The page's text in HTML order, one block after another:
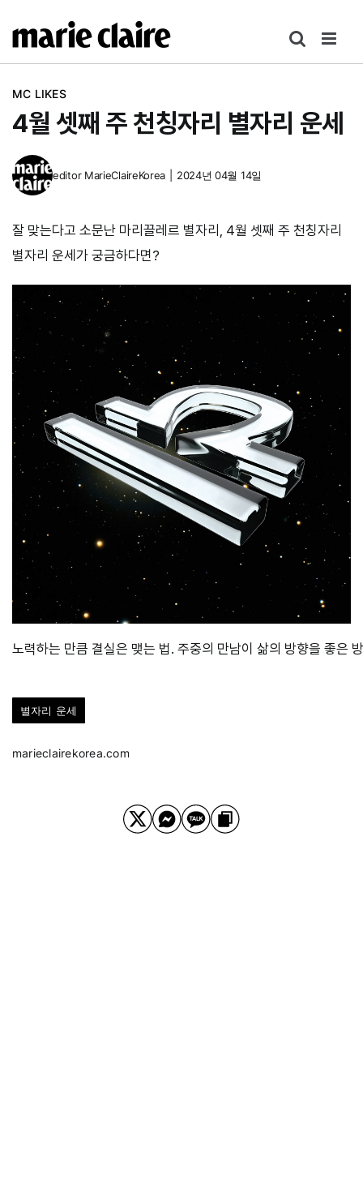
텐
MC LIKES
4월 셋째 주 천칭자리 별자리 운세
editor MarieClaireKorea 2024년 04월 14일
잘 맞는다고 소문난 마리끌레르 별자리, 4월 셋째 주 천칭자리
별자리 운세가 궁금하다면?
노력하는 만큼 결실은 맺는 법. 주중의 만남이 삶의 방향을 좋은
별자리 운세
marieclairekorea.com